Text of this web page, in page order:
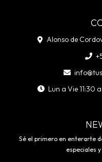
Alonso de
Lun a Vie 11:30
Sé el primero en enterarte
especiales